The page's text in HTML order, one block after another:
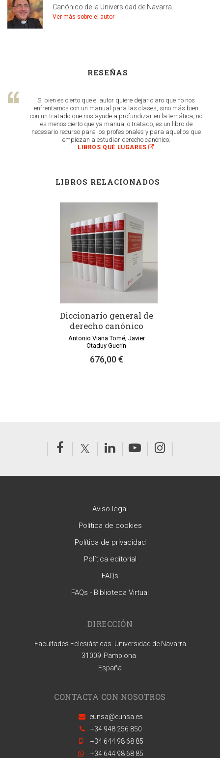
Canónico de la Universidad de Navarra.
Ver más sobre el autor
RESEÑAS
Si bien es cierto que el autor quiere dejar claro que no nos
enfrentamos con un manual para las clases, sino más bien
con un tratado que nos ayude a profundizar en la temática, no
es menos cierto que ya manual o tratado, es un libro de
necesario recurso para los profesionales y para aquellos que
empiezan a estudiar derecho canónico.
—LIBROS QUÉ LUGARES
LIBROS RELACIONADOS
Diccionario general de
derecho canónico
Antonio Viana Tomé; Javier
Otaduy Guerin
676,00 €
Aviso legal
Política de cookies
Política de privacidad
Política editorial
FAQs
FAQs - Biblioteca Virtual
DIRECCIÓN
Facultades Eclesiásticas. Universidad de Navarra
31009 Pamplona
España
CONTACTA CON NOSOTROS
eunsa@eunsa.es
+34 948 256 850
+34 644 98 68 85
+34 644 98 68 85